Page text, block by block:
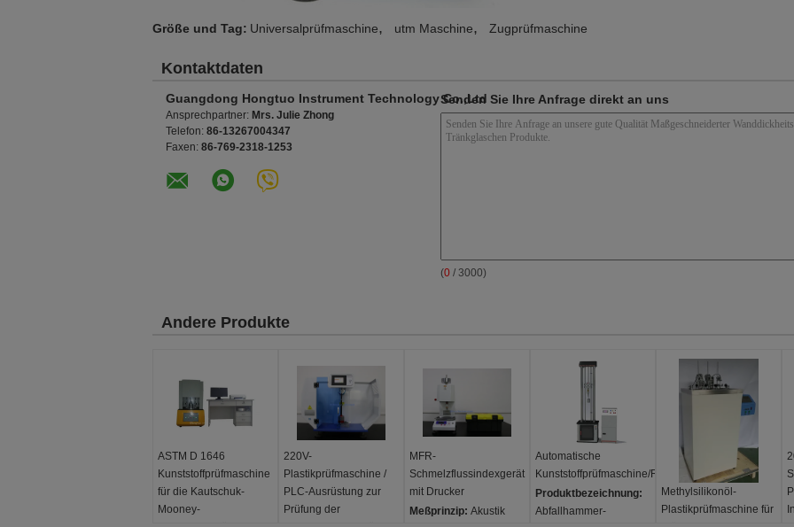
Größe und Tag: Universalprüfmaschine, utm Maschine, Zugprüfmaschine
Kontaktdaten
Guangdong Hongtuo Instrument Technology Co.,Ltd
Ansprechpartner: Mrs. Julie Zhong
Telefon: 86-13267004347
Faxen: 86-769-2318-1253
Senden Sie Ihre Anfrage direkt an uns
(0 / 3000)
Andere Produkte
ASTM D 1646
Kunststoffprüfmaschine
für die Kautschuk-
Mooney-
220V-
Plastikprüfmaschine /
PLC-Ausrüstung zur
Prüfung der
MFR-
Schmelzflussindexgerät
mit Drucker
Meßprinzip: Akustik
Automatische
Kunststoffprüfmaschine/Rohrfallgewichtsprüfgerät
Produktbezeichnung:
Abfallhammer-
Methylsilikonöl-
Plastikprüfmaschine für